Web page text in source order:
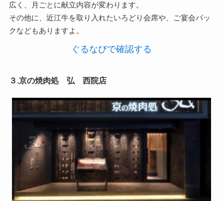
広く、月ごとに献立内容が変わります。
その他に、近江牛を取り入れたいろどり会席や、ご宴会パッ
クなどもありますよ。
ぐるなびで確認する
３.京の焼肉処 弘 西院店